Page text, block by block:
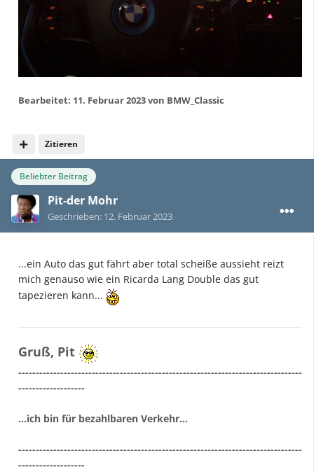
Bearbeitet: 11. Februar 2023von BMW_Classic
Zitieren
Beliebter Beitrag
Pit-der Mohr
Geschrieben: 12. Februar 2023
...ein Auto das gut fährt aber total scheiße aussieht reizt
mich genauso wie ein Ricarda Lang Double das gut
tapezieren kann...
Gruß, Pit
---------------------------------------------------------------------------------
-------------------
...ich bin für bezahlbaren Verkehr...
---------------------------------------------------------------------------------
-------------------